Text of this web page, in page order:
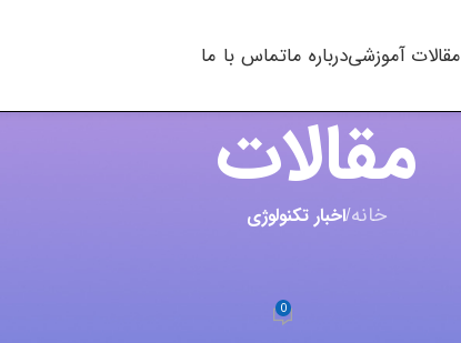
مقالات آموزشیدرباره ماتماس با ما
مقالات
خانه/اخبار تکنولوژی
0